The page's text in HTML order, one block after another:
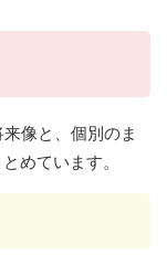
像と、個別のま
めています。